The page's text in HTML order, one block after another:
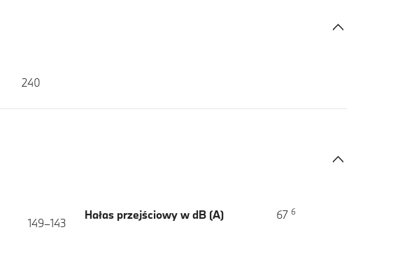
240
149–143
Hałas przejściowy w dB (A) 67 6